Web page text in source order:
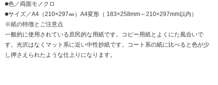
■色／両面モノクロ
■サイズ／A4（210×297㎜）A4変形（ 183×258mm～210×297mm以内）
※紙の特徴とご注意点
一般的に使用されている庶民的な用紙です。コピー用紙とよくにた風合いで
す。光沢はなくマット系に近い中性抄紙です。コート系の紙に比べると色が少
し押さえられたような仕上りになります。